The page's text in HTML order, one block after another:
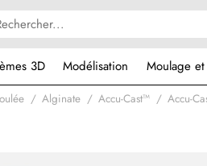
3D Modélisation Moulage
Alginate Accu-Cast™ Accu-